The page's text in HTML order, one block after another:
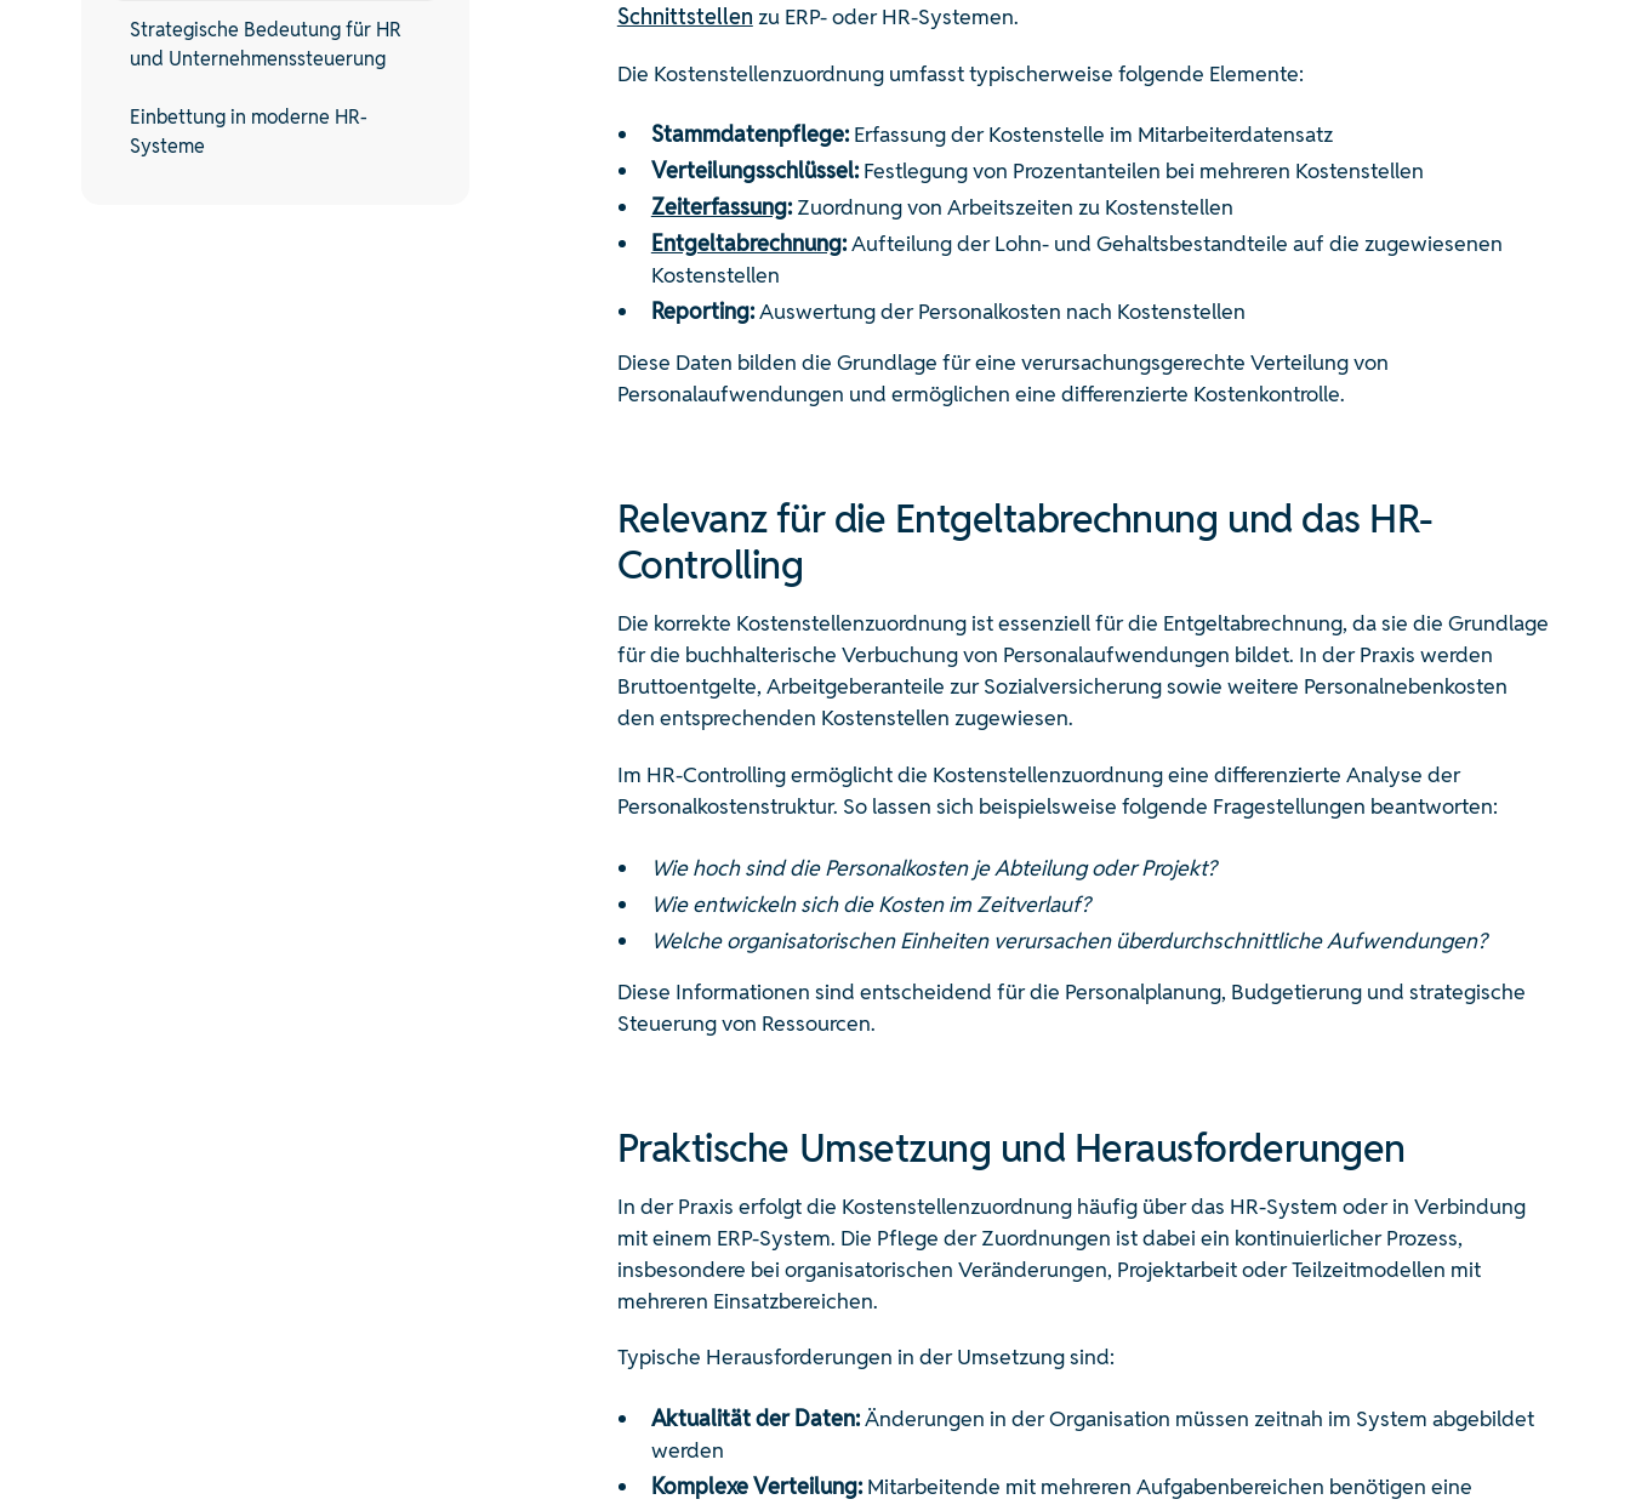
Strategische Bedeutung für HR
und Unternehmenssteuerung
Einbettung in moderne HR-
Systeme
Schnittstellen zu ERP- oder HR-Systemen.
Die Kostenstellenzuordnung umfasst typischerweise folgende Elemente:
Stammdatenpflege:Erfassung der Kostenstelle im Mitarbeiterdatensatz
Verteilungsschlüssel:Festlegung von Prozentanteilen bei mehreren Kostenstellen
Zeiterfassung:Zuordnung von Arbeitszeiten zu Kostenstellen
Entgeltabrechnung:Aufteilung der Lohn- und Gehaltsbestandteile auf die zugewiesenen
Kostenstellen
Reporting:Auswertung der Personalkosten nach Kostenstellen
Diese Daten bilden die Grundlage für eine verursachungsgerechte Verteilung von
Personalaufwendungen und ermöglichen eine differenzierte Kostenkontrolle.
Relevanz für die Entgeltabrechnung und das HR-
Controlling
Die korrekte Kostenstellenzuordnung ist essenziell für die Entgeltabrechnung, da sie die Grundlage
für die buchhalterische Verbuchung von Personalaufwendungen bildet. In der Praxis werden
Bruttoentgelte, Arbeitgeberanteile zur Sozialversicherung sowie weitere Personalnebenkosten
den entsprechenden Kostenstellen zugewiesen.
Im HR-Controlling ermöglicht die Kostenstellenzuordnung eine differenzierte Analyse der
Personalkostenstruktur. So lassen sich beispielsweise folgende Fragestellungen beantworten:
Wie hoch sind die Personalkosten je Abteilung oder Projekt?
Wie entwickeln sich die Kosten im Zeitverlauf?
Welche organisatorischen Einheiten verursachen überdurchschnittliche Aufwendungen?
Diese Informationen sind entscheidend für die Personalplanung, Budgetierung und strategische
Steuerung von Ressourcen.
Praktische Umsetzung und Herausforderungen
In der Praxis erfolgt die Kostenstellenzuordnung häufig über das HR-System oder in Verbindung
mit einem ERP-System. Die Pflege der Zuordnungen ist dabei ein kontinuierlicher Prozess,
insbesondere bei organisatorischen Veränderungen, Projektarbeit oder Teilzeitmodellen mit
mehreren Einsatzbereichen.
Typische Herausforderungen in der Umsetzung sind:
Aktualität der Daten:Änderungen in der Organisation müssen zeitnah im System abgebildet
werden
Komplexe Verteilung:Mitarbeitende mit mehreren Aufgabenbereichen benötigen eine